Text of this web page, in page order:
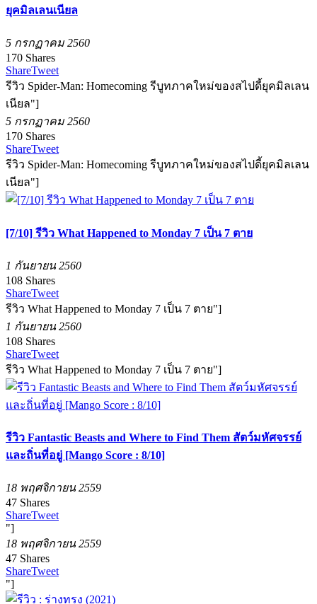
ยุคมิลเลนเนียล
5 กรกฏาคม 2560
170 Shares
ShareTweet
รีวิว Spider-Man: Homecoming รีบูทภาคใหม่ของสไปดี้ยุคมิลเลน
เนียล"]
5 กรกฏาคม 2560
170 Shares
ShareTweet
รีวิว Spider-Man: Homecoming รีบูทภาคใหม่ของสไปดี้ยุคมิลเลน
เนียล"]
[7/10] รีวิว What Happened to Monday 7 เป็น 7 ตาย
1 กันยายน 2560
108 Shares
ShareTweet
รีวิว What Happened to Monday 7 เป็น 7 ตาย"]
1 กันยายน 2560
108 Shares
ShareTweet
รีวิว What Happened to Monday 7 เป็น 7 ตาย"]
รีวิว Fantastic Beasts and Where to Find Them สัตว์มหัศจรรย์
และถิ่นที่อยู่ [Mango Score : 8/10]
18 พฤศจิกายน 2559
47 Shares
ShareTweet
"]
18 พฤศจิกายน 2559
47 Shares
ShareTweet
"]